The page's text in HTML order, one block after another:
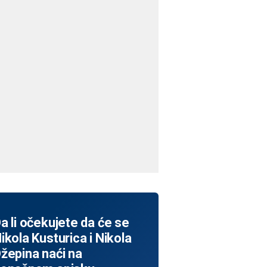
li očekujete da će se
Kusturica i Nikola
naći na